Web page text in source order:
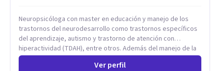
Neuropsicóloga con master en educación y manejo de los
trastornos del neurodesarrollo como trastornos específicos
del aprendizaje, autismo y trastorno de atención con
hiperactividad (TDAH), entre otros. Además del manejo de la
depresión, ansiedad y demás conflictos de la dimensión
Ver perfil